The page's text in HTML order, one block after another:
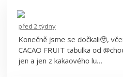
Goodio Chocolate
před 2 týdny
Konečně jsme se dočkali🥹,
CACAO FRUIT tabulka od
jen a jen z kakaového lu…